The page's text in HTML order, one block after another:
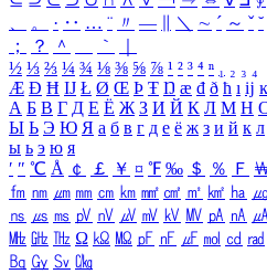
、
。 · ‥ … ¨ 〃 ― ＼ ∼ ´ ～ ˇ ˘
；
？ ＾ ｀
½ ⅓ ⅔ ¼ ¾ ⅛ ⅜ ⅝ ⅞ ¹ ² ³ ⁴ ⁿ ₁ ₂ ₃ ₄
Æ Ð Ħ Ĳ Ł Ø Œ Þ Ŧ Ŋ æ đ ð ħ ı ĳ ĸ
А Б В Г Д Е Ё Ж З И Й К Л М Н
Ы Ь Э Ю Я а б в г д е ё ж з и й к л
ы ь э ю я
′ ″ ℃ Å ￠ ￡ ￥ ¤ ℉ ‰ ＄ ％ Ｆ
㎙ ㎚ ㎛ ㎜ ㎝ ㎞ ㎟ ㎠ ㎡ ㎢ ㏊ ㎍
㎱ ㎲ ㎳ ㎴ ㎵ ㎶ ㎷ ㎸ ㎹ ㎀ ㎁ ㎂
㎒ ㎓ ㎔ Ω ㏀ ㏁ ㎊ ㎋ ㎌ ㏖ ㏅ ㎭
㏃ ㏉ ㏜ ㏆